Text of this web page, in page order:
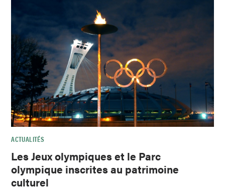
ACTUALITÉS
Les Jeux olympiques et le Parc
olympique inscrites au patrimoine
culturel